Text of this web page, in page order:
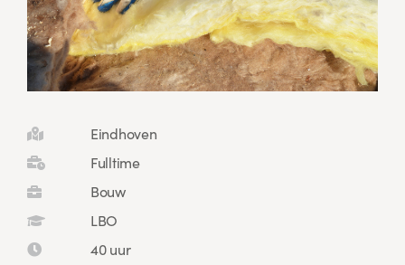
Eindhoven
Fulltime
Bouw
LBO
40 uur